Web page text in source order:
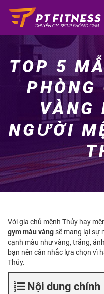
content
TOP 5
VÀNG
NGƯỜI
Với gia chủ mệnh Thủy hay
gym màu vàngsẽ mang lại sự
cạnh màu như vàng, trắng,
bạn nên cân nhắc lựa chọn vì
Thủy.
Nội dung chính